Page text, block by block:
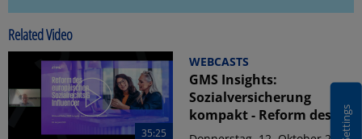
Related Video
35:25
WEBCASTS
GMS Insights:
Sozialversicherung
kompakt - Reform des...